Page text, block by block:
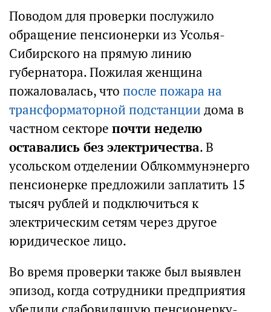
Поводом для проверки послужило
обращение пенсионерки из Усолья-
Сибирского на прямую линию
губернатора. Пожилая женщина
пожаловалась, что после пожара на
трансформаторной подстанции дома в
частном секторе почти неделю
оставались без электричества. В
усольском отделении Облкоммунэнерго
пенсионерке предложили заплатить 15
тысяч рублей и подключиться к
электрическим сетям через другое
юридическое лицо.
Во время проверки также был выявлен
эпизод, когда сотрудники предприятия